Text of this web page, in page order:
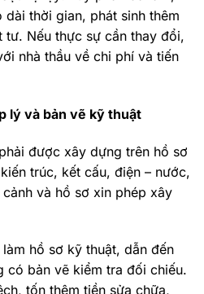
thời gian, phát sinh thêm
tư. Nếu thực sự cần thay đổi,
nhà thầu về chi phí và tiến
lý và bản vẽ kỹ thuật
được xây dựng trên hồ sơ
trúc, kết cấu, điện – nước,
và hồ sơ xin phép xây
hồ sơ kỹ thuật, dẫn đến
có bản vẽ kiểm tra đối chiếu.
tốn thêm tiền sửa chữa,